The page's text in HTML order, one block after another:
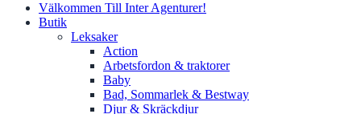
Välkommen Till Inter Agenturer!
Butik
Leksaker
Action
Arbetsfordon & traktorer
Baby
Bad, Sommarlek & Bestway
Djur & Skräckdjur